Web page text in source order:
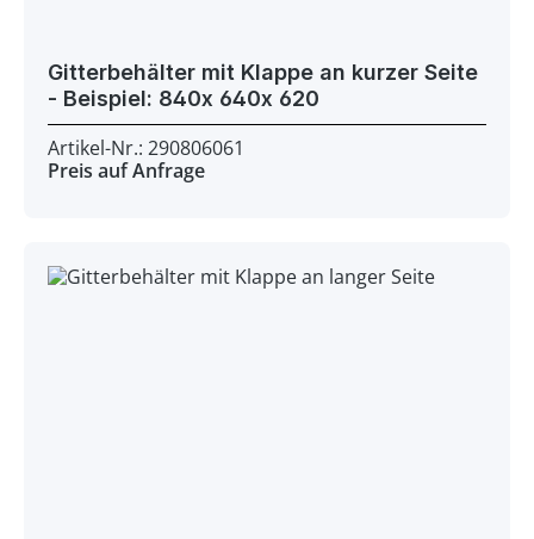
Gitterbehälter mit Klappe an kurzer Seite
- Beispiel: 840x 640x 620
Artikel-Nr.: 290806061
Preis auf Anfrage